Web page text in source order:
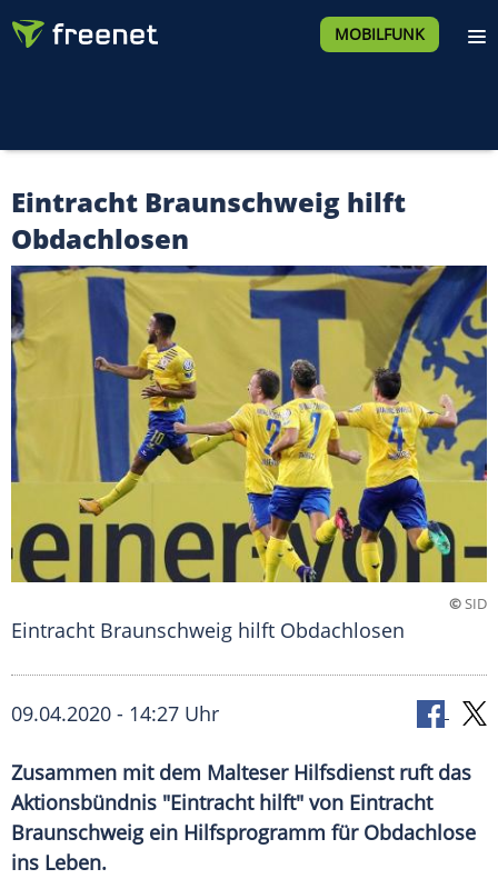
MOBILFUNK
Eintracht Braunschweig hilft
Obdachlosen
©SID
Eintracht Braunschweig hilft Obdachlosen
09.04.2020 - 14:27 Uhr
Zusammen mit dem Malteser Hilfsdienst ruft das
Aktionsbündnis "Eintracht hilft" von Eintracht
Braunschweig ein Hilfsprogramm für Obdachlose
ins Leben.